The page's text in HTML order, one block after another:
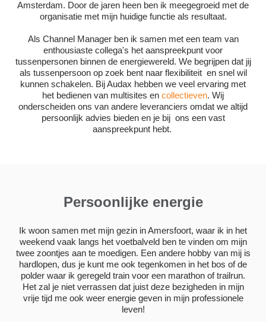
Amsterdam. Door de jaren heen ben ik meegegroeid met de
organisatie met mijn huidige functie als resultaat.
Als Channel Manager ben ik samen met een team van
enthousiaste collega's het aanspreekpunt voor
tussenpersonen binnen de energiewereld. We begrijpen dat jij
als tussenpersoon op zoek bent naar flexibiliteit en snel wil
kunnen schakelen. Bij Audax hebben we veel ervaring met
het bedienen van multisites en collectieven. Wij
onderscheiden ons van andere leveranciers omdat we altijd
persoonlijk advies bieden en je bij ons een vast
aanspreekpunt hebt.
Persoonlijke energie
Ik woon samen met mijn gezin in Amersfoort, waar ik in het
weekend vaak langs het voetbalveld ben te vinden om mijn
twee zoontjes aan te moedigen. Een andere hobby van mij is
hardlopen, dus je kunt me ook tegenkomen in het bos of de
polder waar ik geregeld train voor een marathon of trailrun.
Het zal je niet verrassen dat juist deze bezigheden in mijn
vrije tijd me ook weer energie geven in mijn professionele
leven!